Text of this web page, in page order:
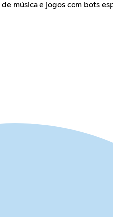
música e jogos com bots